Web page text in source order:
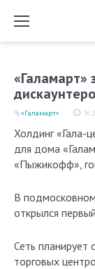
«Галамарт»
«Галамарт»
Холдинг «Гала-центр», в который входит сеть товаров
для дома
«Пыжикофф»,
В
открылся
Сеть планирует
торговых